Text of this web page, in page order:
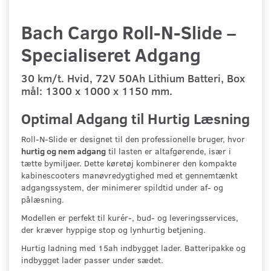
Bach Cargo Roll-N-Slide –
Specialiseret Adgang
30 km/t. Hvid, 72V 50Ah Lithium Batteri, Box
mål: 1300 x 1000 x 1150 mm.
Optimal Adgang til Hurtig Læsning
Roll-N-Slide er designet til den professionelle bruger, hvor
hurtig og nem adgang til lasten er altafgørende, især i
tætte bymiljøer. Dette køretøj kombinerer den kompakte
kabinescooters manøvredygtighed med et gennemtænkt
adgangssystem, der minimerer spildtid under af- og
pålæsning.
Modellen er perfekt til kurér-, bud- og leveringsservices,
der kræver hyppige stop og lynhurtig betjening.
Hurtig ladning med 15ah indbygget lader. Batteripakke og
indbygget lader passer under sædet.